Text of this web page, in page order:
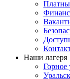
Наши лагеря
Горное